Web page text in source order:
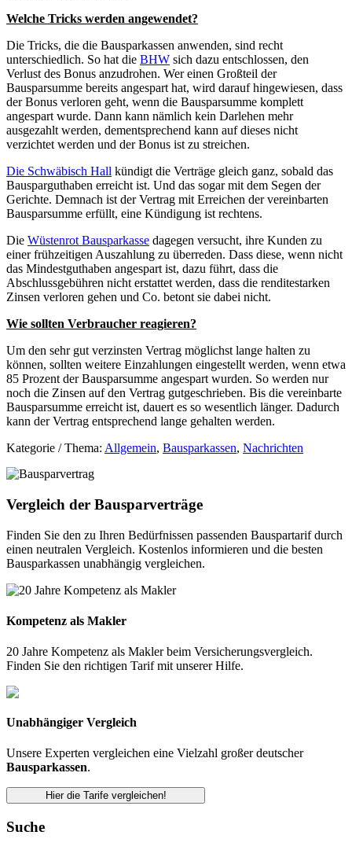
Welche Tricks werden angewendet?
Die Tricks, die die Bausparkassen anwenden, sind recht
unterschiedlich. So hat die BHW sich dazu entschlossen, den
Verlust des Bonus anzudrohen. Wer einen Großteil der
Bausparsumme bereits angespart hat, wird darauf hingewiesen, dass
der Bonus verloren geht, wenn die Bausparsumme komplett
angespart wurde. Dann kann nämlich kein Darlehen mehr
ausgezahlt werden, dementsprechend kann auf dieses nicht
verzichtet werden und der Bonus ist zu streichen.
Die Schwäbisch Hall kündigt die Verträge gleich ganz, sobald das
Bausparguthaben erreicht ist. Und das sogar mit dem Segen der
Gerichte. Demnach ist der Vertrag mit Erreichen der vereinbarten
Bausparsumme erfüllt, eine Kündigung ist rechtens.
Die Wüstenrot Bausparkasse dagegen versucht, ihre Kunden zu
einer frühzeitigen Auszahlung zu überreden. Dass diese, wenn nicht
das Mindestguthaben angespart ist, dazu führt, dass die
Abschlussgebühren nicht erstattet werden, dass die renditestarken
Zinsen verloren gehen und Co. betont sie dabei nicht.
Wie sollten Verbraucher reagieren?
Um den sehr gut verzinsten Vertrag möglichst lange halten zu
können, sollten weitere Einzahlungen eingestellt werden, wenn etwa
85 Prozent der Bausparsumme angespart wurden. So werden nur
noch die Zinsen auf den Vertrag gutgeschrieben. Bis die vereinbarte
Bausparsumme erreicht ist, dauert es so wesentlich länger. Dadurch
kann der Vertrag entsprechend lange gehalten werden.
Kategorie / Thema: Allgemein, Bausparkassen, Nachrichten
Vergleich der Bausparverträge
Finden Sie den zu Ihren Bedürfnissen passenden Bauspartarif durch
einen neutralen Vergleich. Kostenlos informieren und die besten
Bausparkassen unabhängig vergleichen.
Kompetenz als Makler
20 Jahre Kompetenz als Makler beim Versicherungsvergleich.
Finden Sie den richtigen Tarif mit unserer Hilfe.
Unabhängiger Vergleich
Unsere Experten vergleichen eine Vielzahl großer deutscher
Bausparkassen.
Hier die Tarife vergleichen!
Suche